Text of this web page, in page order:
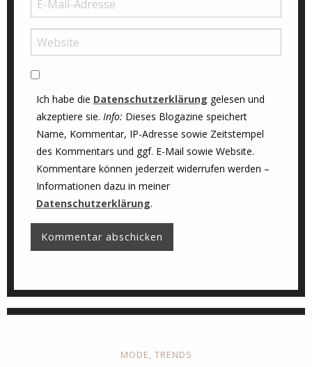
Ich habe die Datenschutzerklärung gelesen und
akzeptiere sie. Info: Dieses Blogazine speichert
Name, Kommentar, IP-Adresse sowie Zeitstempel
des Kommentars und ggf. E-Mail sowie Website.
Kommentare können jederzeit widerrufen werden –
Informationen dazu in meiner
Datenschutzerklärung.
MODE, TRENDS